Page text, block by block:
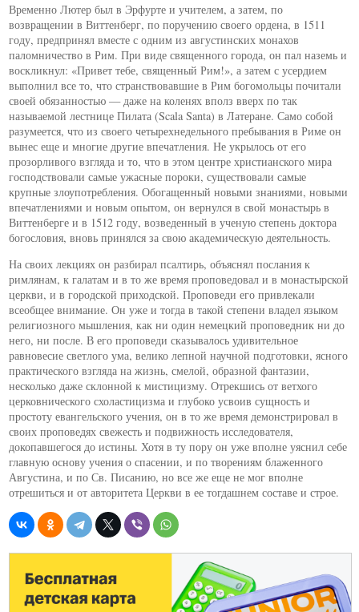
Временно Лютер был в Эрфурте и учителем, а затем, по
возвращении в Виттенберг, по поручению своего ордена, в 1511
году, предпринял вместе с одним из августинских монахов
паломничество в Рим. При виде священного города, он пал наземь и
воскликнул: «Привет тебе, священный Рим!», а затем с усердием
выполнил все то, что странствовавшие в Рим богомольцы почитали
своей обязанностью — даже на коленях вполз вверх по так
называемой лестнице Пилата (Scala Santa) в Латеране. Само собой
разумеется, что из своего четырехнедельного пребывания в Риме он
вынес еще и многие другие впечатления. Не укрылось от его
прозорливого взгляда и то, что в этом центре христианского мира
господствовали самые ужасные пороки, существовали самые
крупные злоупотребления. Обогащенный новыми знаниями, новыми
впечатлениями и новым опытом, он вернулся в свой монастырь в
Виттенберге и в 1512 году, возведенный в ученую степень доктора
богословия, вновь принялся за свою академическую деятельность.
На своих лекциях он разбирал псалтирь, объяснял послания к
римлянам, к галатам и в то же время проповедовал и в монастырской
церкви, и в городской приходской. Проповеди его привлекали
всеобщее внимание. Он уже и тогда в такой степени владел языком
религиозного мышления, как ни один немецкий проповедник ни до
него, ни после. В его проповеди сказывалось удивительное
равновесие светлого ума, велико лепной научной подготовки, ясного
практического взгляда на жизнь, смелой, образной фантазии,
несколько даже склонной к мистицизму. Отрекшись от ветхого
церковнического схоластицизма и глубоко усвоив сущность и
простоту евангельского учения, он в то же время демонстрировал в
своих проповедях свежесть и подвижность исследователя,
докопавшегося до истины. Хотя в ту пору он уже вполне уяснил себе
главную основу учения о спасении, и по творениям блаженного
Августина, и по Св. Писанию, но все же еще не мог вполне
отрешиться и от авторитета Церкви в ее тогдашнем составе и строе.